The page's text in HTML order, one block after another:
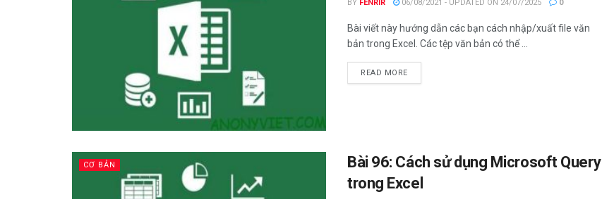
BY FENRIR 06/08/2021 - UPDATED ON 24/07/2025 0
Bài viết này hướng dẫn các bạn cách nhập/xuất file văn
bản trong Excel. Các tệp văn bản có thể ...
READ MOREDETAILS
CƠ BẢN
Bài 96: Cách sử dụng Microsoft Query
trong Excel